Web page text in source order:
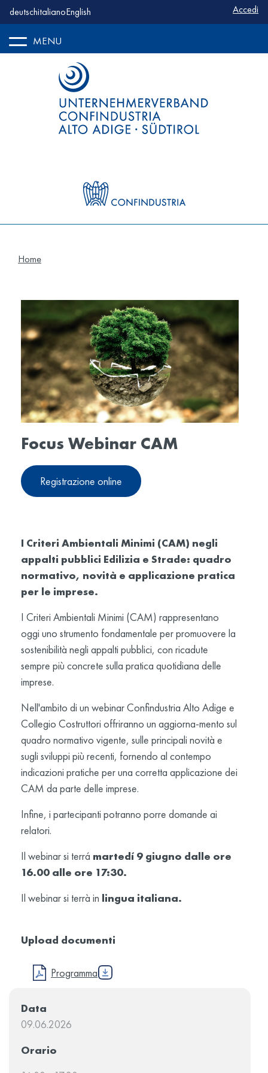
deutschitalianoEnglish Accedi
MENU
Home
Data
09.06.2026
Orario
Focus Webinar CAM
Registrazione online
I Criteri Ambientali Minimi (CAM) negli
appalti pubblici Edilizia e Strade: quadro
normativo, novità e applicazione pratica
per le imprese.
I Criteri Ambientali Minimi (CAM) rappresentano
oggi uno strumento fondamentale per promuovere la
sostenibilità negli appalti pubblici, con ricadute
sempre più concrete sulla pratica quotidiana delle
imprese.
Nell'ambito di un webinar Confindustria Alto Adige e
Collegio Costruttori offriranno un aggiorna-mento sul
quadro normativo vigente, sulle principali novità e
sugli sviluppi più recenti, fornendo al contempo
indicazioni pratiche per una corretta applicazione dei
CAM da parte delle imprese.
Infine, i partecipanti potranno porre domande ai
relatori.
Il webinar si terrá martedí 9 giugno dalle ore
16.00 alle ore 17:30.
Il webinar si terrà in lingua italiana.
Upload documenti
Programma